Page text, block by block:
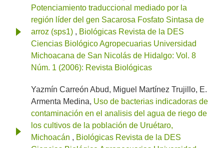
Potenciamiento traduccional mediado por la
región líder del gen Sacarosa Fosfato Sintasa de
arroz (sps1) , Biológicas Revista de la DES
Ciencias Biológico Agropecuarias Universidad
Michoacana de San Nicolás de Hidalgo: Vol. 8
Núm. 1 (2006): Revista Biológicas
Yazmín Carreón Abud, Miguel Martínez Trujillo, E.
Armenta Medina, Uso de bacterias indicadoras de
contaminación en el analisis del agua de riego de
los cultivos de la población de Uruétaro,
Michoacán , Biológicas Revista de la DES